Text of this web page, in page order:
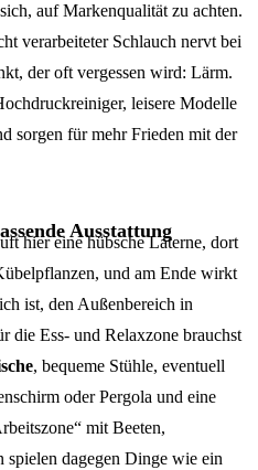
auf Markenqualität zu achten.
verarbeiteter Schlauch nervt bei
der oft vergessen wird: Lärm.
leisere Modelle
sorgen für mehr Frieden mit der
Ausstattung
hier eine hübsche Laterne, dort
und am Ende wirkt
ist, den Außenbereich in
die Ess- und Relaxzone brauchst
, bequeme Stühle, eventuell
oder Pergola und eine
mit Beeten,
spielen dagegen Dinge wie ein